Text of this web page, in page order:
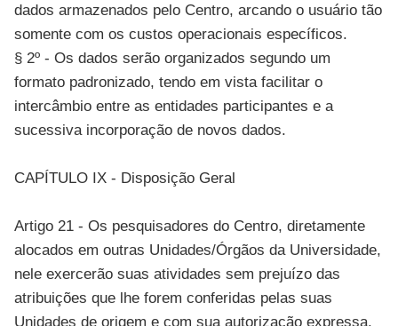
dados armazenados pelo Centro, arcando o usuário tão
somente com os custos operacionais específicos.
§ 2º - Os dados serão organizados segundo um
formato padronizado, tendo em vista facilitar o
intercâmbio entre as entidades participantes e a
sucessiva incorporação de novos dados.
CAPÍTULO IX - Disposição Geral
Artigo 21 - Os pesquisadores do Centro, diretamente
alocados em outras Unidades/Órgãos da Universidade,
nele exercerão suas atividades sem prejuízo das
atribuições que lhe forem conferidas pelas suas
Unidades de origem e com sua autorização expressa.